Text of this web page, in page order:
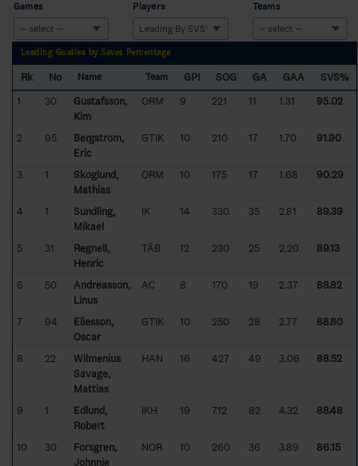
Games Players Teams
Leading Goalies by Saves Percentage
Rk No Name Team GPI SOG GA GAA
SVS%
1
30
Gustafsson,
Kim
ORM 9 221 11 1.31 95.02
2 95
Bergström,
Eric
GTIK 10 210 17 1.70 91.90
3 1
Skoglund,
Mathias
ORM 10 175 17 1.68 90.29
4 1
Sundling,
Mikael
IK 14 330 35 2.81 89.39
5 31
Regnell,
Henric
TÄB 12 230 25 2.20 89.13
6 50
Andreasson,
Linus
AC 8 170 19 2.37 88.82
7 94
Eliesson,
Oscar
GTIK 10 250 28 2.77 88.80
8 22
Wilmenius
Savage,
Mattias
HAN 16 427 49 3.06 88.52
9 1
Edlund,
Robert
IKH 19 712 82 4.32 88.48
10 30
Forsgren,
Johnnie
NOR 10 260 36 3.89 86.15